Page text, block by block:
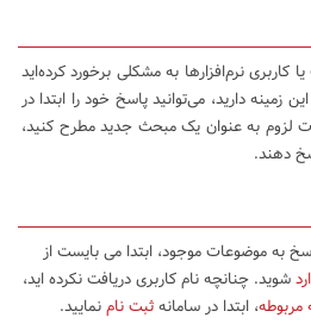
نرم‌افزارها به مشکلی برخورد کرده‌اید
زمینه دارید، می‌توانید پاسخ خود را ابتدا در
به عنوان یک مبحث جدید مطرح کنید،
دهند.
به موضوعات موجود، ابتدا می بایست از
شوید. چنانچه نام کاربری دریافت نکرده اید،
، ابتدا در سامانهثبت نامنمایید.